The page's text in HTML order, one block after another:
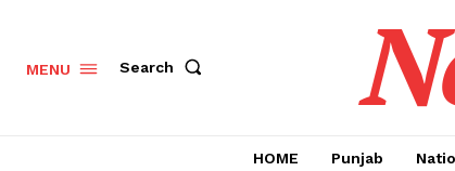
MENU Search
HOME Punjab